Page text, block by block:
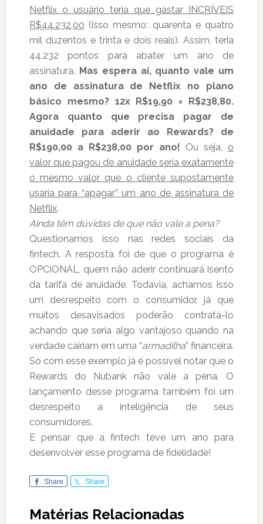
Netflix o usuário teria que gastar INCRÍVEIS
R$44.232,00 (isso mesmo: quarenta e quatro
mil duzentos e trinta e dois reais). Assim, teria
44.232 pontos para abater um ano de
assinatura. Mas espera aí, quanto vale um
ano de assinatura de Netflix no plano
básico mesmo? 12x R$19,90 = R$238,80.
Agora quanto que precisa pagar de
anuidade para aderir ao Rewards? de
R$190,00 a R$238,00 por ano! Ou seja, o
valor que pagou de anuidade seria exatamente
o mesmo valor que o cliente supostamente
usaria para “apagar” um ano de assinatura de
Netflix.
Ainda têm dúvidas de que não vale a pena?
Questionamos isso nas redes sociais da
fintech. A resposta foi de que o programa é
OPCIONAL, quem não aderir continuará isento
da tarifa de anuidade. Todavia, achamos isso
um desrespeito com o consumidor, já que
muitos desavisados poderão contratá-lo
achando que seria algo vantajoso quando na
verdade cairiam em uma “armadilha” financeira.
Só com esse exemplo já é possível notar que o
Rewards do Nubank não vale a pena. O
lançamento desse programa também foi um
desrespeito a inteligência de seus
consumidores.
E pensar que a fintech teve um ano para
desenvolver esse programa de fidelidade!
Share Share
Matérias Relacionadas